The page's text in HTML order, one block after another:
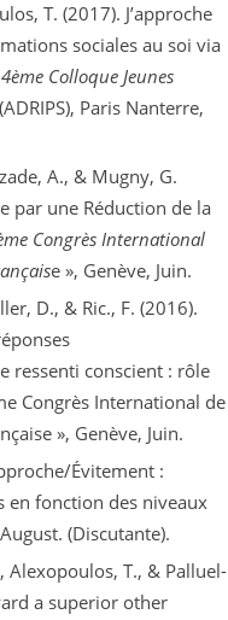
T. (2017). J’approche
sociales au soi via
Colloque Jeunes
Paris Nanterre,
A., & Mugny, G.
par une Réduction de la
Congrès International
e », Genève, Juin.
D., & Ric., F. (2016).
ressenti conscient : rôle
Congrès International de
», Genève, Juin.
Évitement :
en fonction des niveaux
(Discutante).
Alexopoulos, T., & Palluel-
a superior other